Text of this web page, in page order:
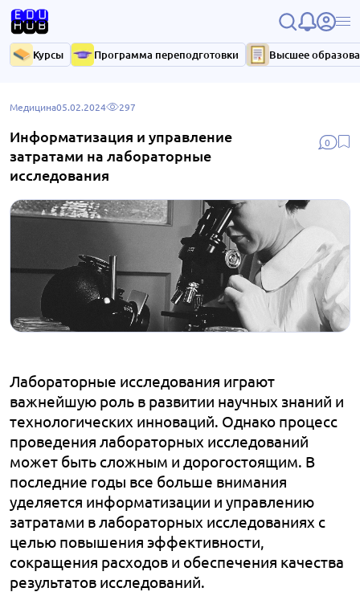
Курсы Программа переподготовки Высшее
0
Медицина05.02.2024 297
Информатизация и управление
затратами на лабораторные
исследования
Лабораторные исследования играют
важнейшую роль в развитии научных знаний и
технологических инноваций. Однако процесс
проведения лабораторных исследований
может быть сложным и дорогостоящим. В
последние годы все больше внимания
уделяется информатизации и управлению
затратами в лабораторных исследованиях с
целью повышения эффективности,
сокращения расходов и обеспечения качества
результатов исследований.